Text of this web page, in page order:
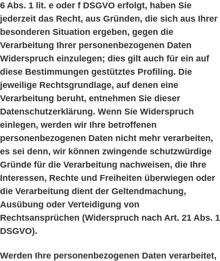
6 Abs. 1 lit. e oder f DSGVO erfolgt, haben Sie
jederzeit das Recht, aus Gründen, die sich aus Ihrer
besonderen Situation ergeben, gegen die
Verarbeitung Ihrer personenbezogenen Daten
Widerspruch einzulegen; dies gilt auch für ein auf
diese Bestimmungen gestütztes Profiling. Die
jeweilige Rechtsgrundlage, auf denen eine
Verarbeitung beruht, entnehmen Sie dieser
Datenschutzerklärung. Wenn Sie Widerspruch
einlegen, werden wir Ihre betroffenen
personenbezogenen Daten nicht mehr verarbeiten,
es sei denn, wir können zwingende schutzwürdige
Gründe für die Verarbeitung nachweisen, die Ihre
Interessen, Rechte und Freiheiten überwiegen oder
die Verarbeitung dient der Geltendmachung,
Ausübung oder Verteidigung von
Rechtsansprüchen (Widerspruch nach Art. 21 Abs. 1
DSGVO).
Werden Ihre personenbezogenen Daten verarbeitet,